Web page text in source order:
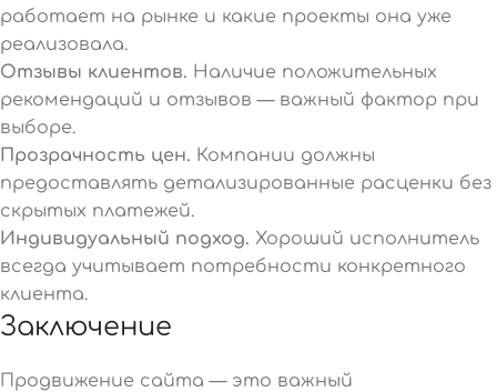
работает на рынке и какие проекты она уже
реализовала.
Отзывы клиентов. Наличие положительных
рекомендаций и отзывов — важный фактор при
выборе.
Прозрачность цен. Компании должны
предоставлять детализированные расценки без
скрытых платежей.
Индивидуальный подход. Хороший исполнитель
всегда учитывает потребности конкретного
клиента.
Заключение
Продвижение сайта — это важный